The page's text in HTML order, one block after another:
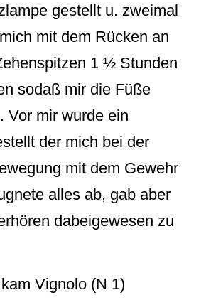
gestellt u. zweimal
mit dem Rücken an
1 ½ Stunden
sodaß mir die Füße
Vor mir wurde ein
der mich bei der
mit dem Gewehr
alles ab, gab aber
dabeigewesen zu
Vignolo (N 1)